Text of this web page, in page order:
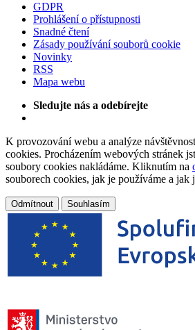
GDPR
Prohlášení o přístupnosti
Snadné čtení
Zásady používání souborů cookie
Novinky
RSS
Mapa webu
Sledujte nás a odebírejte
K provozování webu a analýze
cookies. Procházením webových stránek
soubory cookies nakládáme. Kliknutím na
souborech cookies, jak je používáme a jak
Odmítnout Souhlasím